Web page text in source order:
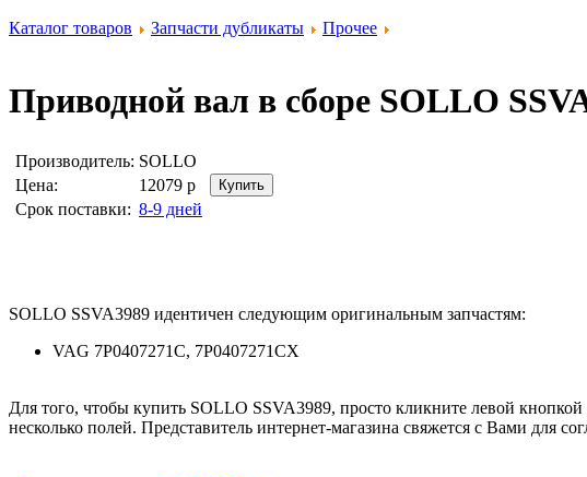
Каталог товаров Запчасти дубликаты Прочее
Приводной вал в сборе SOLLO
Производитель: SOLLO
Цена:
12079 р
Срок поставки: 8-9 дней
SOLLO SSVA3989 идентичен следующим оригинальным запчастям:
VAG 7P0407271C, 7P0407271CX
Для того, чтобы купить SOLLO SSVA3989, просто кликните левой
несколько полей. Представитель интернет-магазина свяжется с Вами для